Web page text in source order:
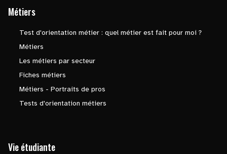
Métiers
Test d'orientation métier : quel métier est fait pour moi ?
Métiers
Les métiers par secteur
Fiches métiers
Métiers - Portraits de pros
Tests d'orientation métiers
Vie étudiante